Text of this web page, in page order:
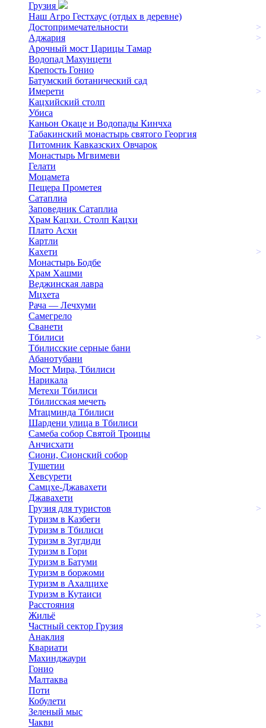
Грузия
Наш Агро Гестхаус (отдых в деревне)
Достопримечательности
>
Аджария
>
Арочный мост Царицы Тамар
Водопад Махунцети
Крепость Гонио
Батумский ботанический сад
Имерети
>
Кацхийский столп
Убиса
Каньон Окаце и Водопады Кинчха
Табакинский монастырь святого Георгия
Питомник Кавказских Овчарок
Монастырь Мгвимеви
Гелати
Моцамета
Пещера Прометея
Сатаплиа
Заповедник Сатаплиа
Храм Кацхи. Столп Кацхи
Плато Асхи
Картли
Кахети
>
Монастырь Бодбе
Храм Хашми
Веджинская лавра
Мцхета
Рача — Лечхуми
Самегрело
Сванети
Тбилиси
>
Тбилисские серные бани
Абанотубани
Мост Мира, Тбилиси
Нарикала
Метехи Тбилиси
Тбилисская мечеть
Мтацминда Тбилиси
Шардени улица в Тбилиси
Самеба собор Святой Троицы
Анчисхати
Сиони, Сионский собор
Тушетии
Хевсурети
Самцхе-Джавахети
Джавахети
Грузия для туристов
>
Туризм в Казбеги
Туризм в Тбилиси
Туризм в Зугдиди
Туризм в Гори
Туризм в Батуми
Туризм в боржоми
Туризм в Ахалцихе
Туризм в Кутаиси
Расстояния
Жильё
>
Частный сектор Грузия
>
Анаклия
Квариати
Махинджаури
Гонио
Малтаква
Поти
Кобулети
Зеленый мыс
Чакви